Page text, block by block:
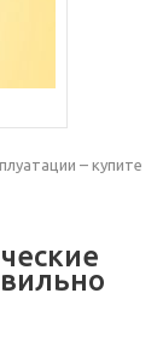
– купите